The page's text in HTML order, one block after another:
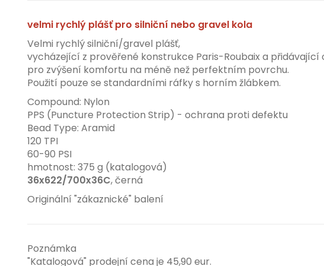
velmi rychlý plášť pro silniční nebo gravel kola
Velmi rychlý silniční/gravel plášť,
vycházející z prověřené konstrukce Paris-Roubaix a přidávající
pro zvýšení komfortu na méně než perfektním povrchu.
Použití pouze se standardními ráfky s horním žlábkem.
Compound: Nylon
PPS (Puncture Protection Strip) - ochrana proti defektu
Bead Type: Aramid
120 TPI
60-90 PSI
hmotnost: 375 g (katalogová)
36x622/700x36C, černá
Originální "zákaznické" balení
Poznámka
"Katalogová" prodejní cena je 45,90 eur.